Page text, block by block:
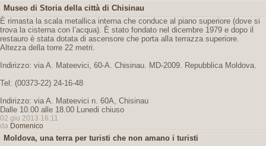
Museo di Storia della città di Chisinau
È rimasta la scala metallica interna che conduce al piano superiore (dove si
trova la cisterna con l’acqua). È stato fondato nel dicembre 1979 e dopo il
restauro è stata dotata di ascensore che porta alla terrazza superiore.
Altezza della torre 22 metri.
Indirizzo: via A. Mateevici, 60-A. Chisinau. MD-2009. Repubblica Moldova.
Tel: (00373-22) 24-16-48
Indirizzo: via A. Mateevici n. 60A, Chisinau
Dalle 10.00 alle 18.00 Lunedi chiuso
02 giu 2013 16:11
da Domenico
Moldova, una terra per turisti che non amano i turisti